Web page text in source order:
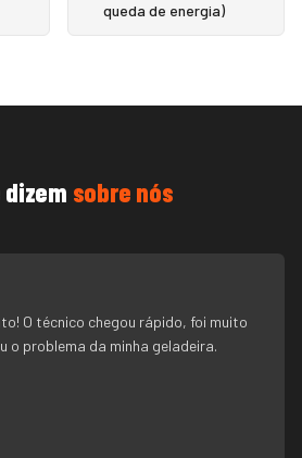
queda de energia)
dizem sobre nós
O técnico chegou rápido, foi muito
o problema da minha geladeira.